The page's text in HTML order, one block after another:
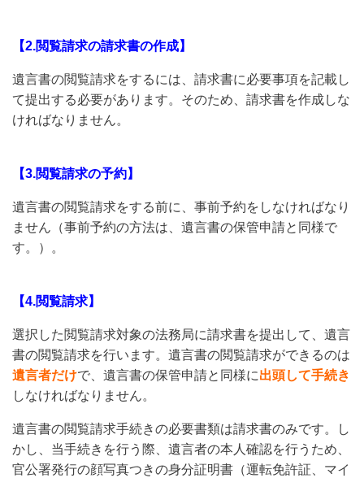
【2.閲覧請求の請求書の作成】
遺言書の閲覧請求をするには、請求書に必要事項を記載し
て提出する必要があります。そのため、請求書を作成しな
ければなりません。
【3.閲覧請求の予約】
遺言書の閲覧請求をする前に、事前予約をしなければなり
ません（事前予約の方法は、遺言書の保管申請と同様で
す。）。
【4.閲覧請求】
選択した閲覧請求対象の法務局に請求書を提出して、遺言
書の閲覧請求を行います。遺言書の閲覧請求ができるのは
遺言者だけで、遺言書の保管申請と同様に出頭して手続き
しなければなりません。
遺言書の閲覧請求手続きの必要書類は請求書のみです。し
かし、当手続きを行う際、遺言者の本人確認を行うため、
官公署発行の顔写真つきの身分証明書（運転免許証、マイ